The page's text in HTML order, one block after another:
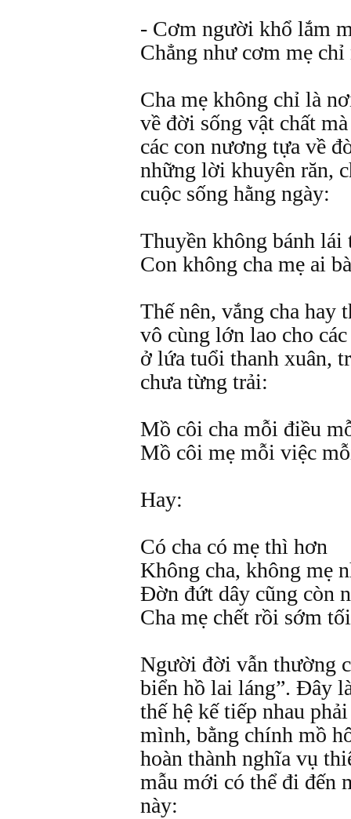
- Cơm người khổ lắm
Chẳng như cơm mẹ
Cha mẹ không chỉ là
về đời sống vật chất
các con nương tựa về
những lời khuyên răn,
cuộc sống hằng ngày:
Thuyền không bánh lái
Con không cha mẹ ai
Thế nên, vắng cha hay
vô cùng lớn lao cho
ở lứa tuổi thanh xuân,
chưa từng trải:
Mồ côi cha mỗi điều
Mồ côi mẹ mỗi việc
Hay:
Có cha có mẹ thì hơn
Không cha, không mẹ
Đờn đứt dây cũng còn
Cha mẹ chết rồi sớm
Người đời vẫn thường
biển hồ lai láng”. Đây
thế hệ kế tiếp nhau
mình, bằng chính mồ
hoàn thành nghĩa vụ
mẫu mới có thể đi đến
này: